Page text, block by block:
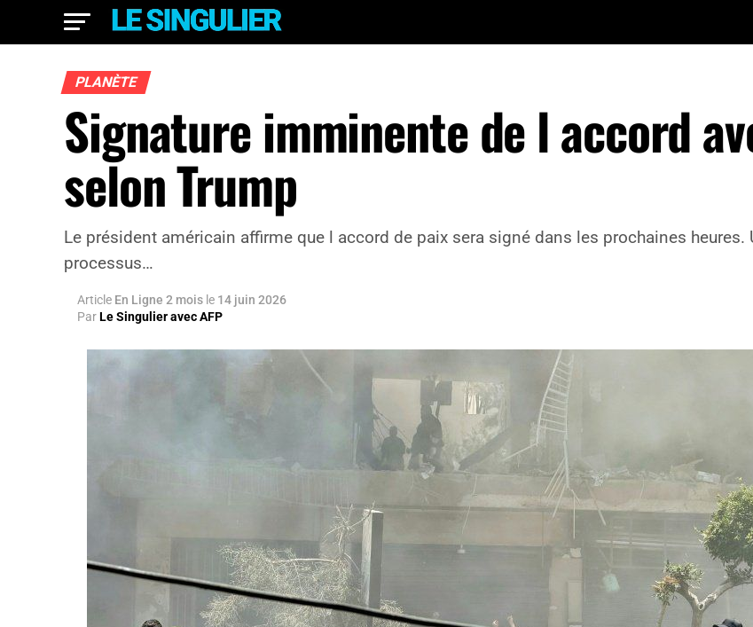
PLANÈTE
Signature imminente de l accord
selon Trump
Le président américain affirme que l accord de paix sera signé dans les prochaines
processus…
Article En Ligne 2 mois le 14 juin 2026
ParLe Singulier avec AFP